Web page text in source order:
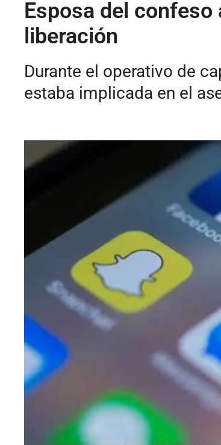
Esposa del
liberación
Durante el operativo de
estaba implicada en el